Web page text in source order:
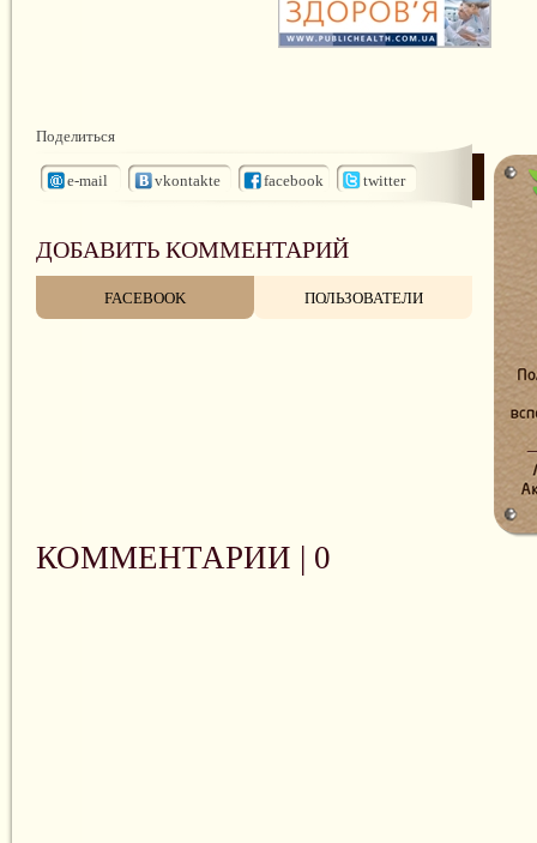
Поделиться
e-mail vkontakte facebook twitter
ДОБАВИТЬ КОММЕНТАРИЙ
FACEBOOK ПОЛЬЗОВАТЕЛИ
КОММЕНТАРИИ | 0